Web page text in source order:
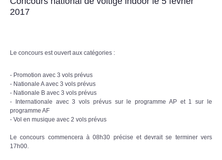
2017
Le concours est ouvert aux catégories :
- Promotion avec 3 vols prévus
- Nationale A avec 3 vols prévus
- Nationale B avec 3 vols prévus
- Internationale avec 3 vols prévus sur le programme AP et 1 sur le
programme AF
- Vol en musique avec 2 vols prévus
Le concours commencera à 08h30 précise et devrait se terminer vers
17h00.